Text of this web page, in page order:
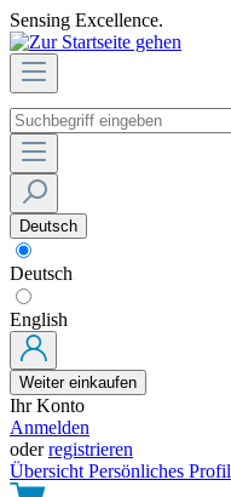
Sensing Excellence.
Deutsch
Deutsch
English
Weiter einkaufen
Ihr Konto
Anmelden
oderregistrieren
Übersicht Persönliches Profil